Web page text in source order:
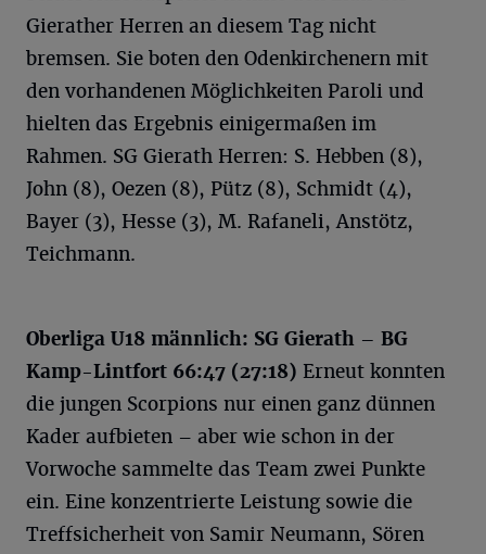
Gierather Herren an diesem Tag nicht
bremsen. Sie boten den Odenkirchenern mit
den vorhandenen Möglichkeiten Paroli und
hielten das Ergebnis einigermaßen im
Rahmen. SG Gierath Herren: S. Hebben (8),
John (8), Oezen (8), Pütz (8), Schmidt (4),
Bayer (3), Hesse (3), M. Rafaneli, Anstötz,
Teichmann.
Oberliga U18 männlich: SG Gierath – BG
Kamp-Lintfort 66:47 (27:18) Erneut konnten
die jungen Scorpions nur einen ganz dünnen
Kader aufbieten – aber wie schon in der
Vorwoche sammelte das Team zwei Punkte
ein. Eine konzentrierte Leistung sowie die
Treffsicherheit von Samir Neumann, Sören